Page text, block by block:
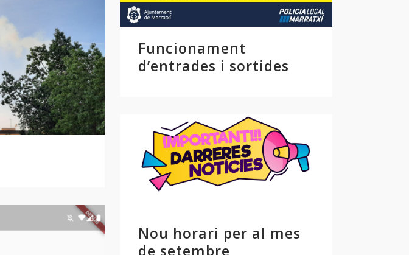
Funcionament
d’entrades i sortides
Nou horari per al mes
de setembre